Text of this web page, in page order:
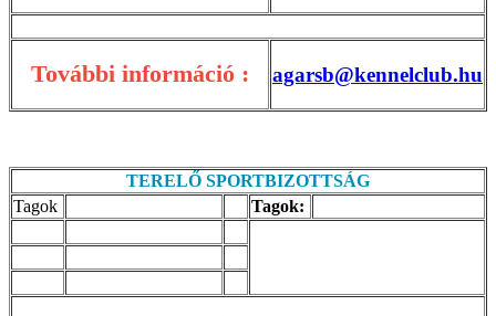
További információ : agarsb@kennelclub.hu
TERELŐ SPORTBIZOTTSÁG
Tagok
Tagok: